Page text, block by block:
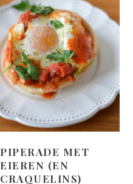
PIPERADE MET
EIEREN (EN
CRAQUELINS)